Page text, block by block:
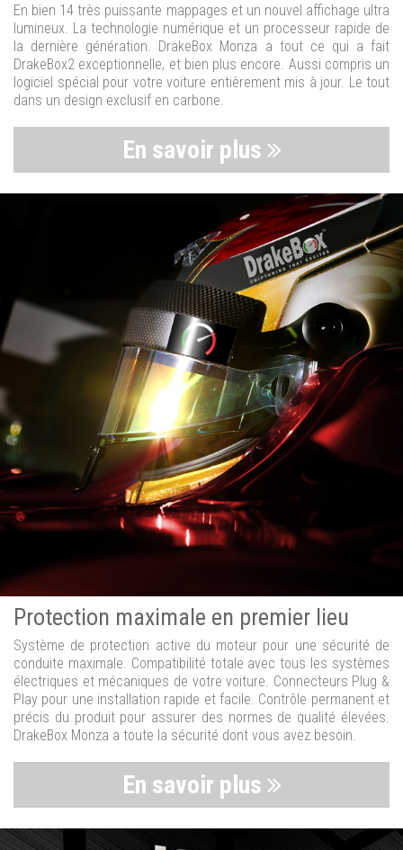
En bien 14 très puissante mappages et un nouvel affichage ultra
lumineux. La technologie numérique et un processeur rapide de
la dernière génération. DrakeBox Monza a tout ce qui a fait
DrakeBox2 exceptionnelle, et bien plus encore. Aussi compris un
logiciel spécial pour votre voiture entièrement mis à jour. Le tout
dans un design exclusif en carbone.
En savoir plus
Protection maximale en premier lieu
Système de protection active du moteur pour une sécurité de
conduite maximale. Compatibilité totale avec tous les systèmes
électriques et mécaniques de votre voiture. Connecteurs Plug &
Play pour une installation rapide et facile. Contrôle permanent et
précis du produit pour assurer des normes de qualité élevées.
DrakeBox Monza a toute la sécurité dont vous avez besoin.
En savoir plus